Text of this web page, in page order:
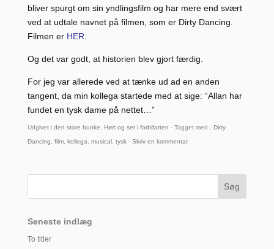
bliver spurgt om sin yndlingsfilm og har mere end svært
ved at udtale navnet på filmen, som er Dirty Dancing.
Filmen er HER
Og det var godt, at historien blev gjort færdig.
For jeg var allerede ved at tænke ud ad en anden
tangent, da min kollega startede med at sige: “Allan har
fundet en tysk dame på nettet…”
Udgivet i den store bunke Hørt og set i forbifarten - Tagget med , Dirty
Dancing film, kollega musical, tysk- Skriv en kommentar.
Seneste indlæg
To titler